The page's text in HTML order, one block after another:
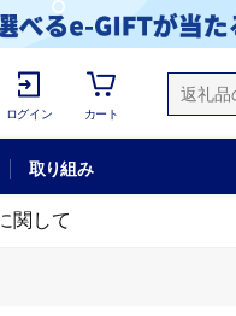
ログイン カート
取り組み
関して